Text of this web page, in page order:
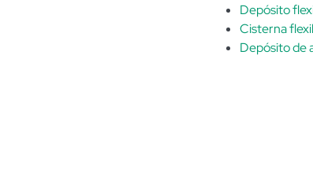
Depósito
Cisterna
Depósito de